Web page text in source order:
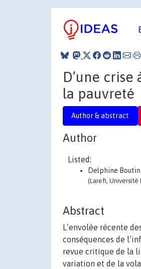
D’une
la pauvreté
Author & abstract
Author
Listed:
Delphine Boutin
(Larefi, Université
Abstract
L’envolée récente
conséquences de
revue critique de la
variation et de la